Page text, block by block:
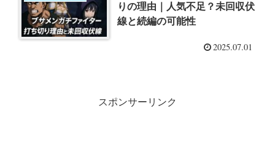
りの理由｜人気不足？未回収伏
線と続編の可能性
2025.07.01
スポンサーリンク